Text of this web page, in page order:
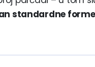
standardne